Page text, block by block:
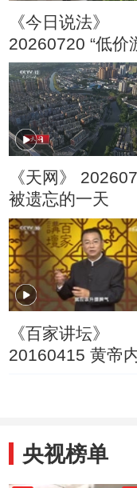
《今日说法》
20260720 “低价
隐秘圈套
《天网》
被遗忘的一天
《百家讲坛》
20160415 黄帝内
央视榜单